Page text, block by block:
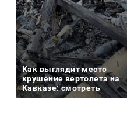
Как выглядит место
крушение вертолета на
Кавказе: смотреть